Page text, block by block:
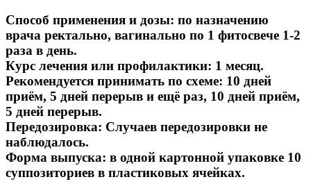
Способ применения и дозы: по назначению
врача ректально, вагинально по 1 фитосвече 1-2
раза в день.
Курс лечения или профилактики: 1 месяц.
Рекомендуется принимать по схеме: 10 дней
приём, 5 дней перерыв и ещё раз, 10 дней приём,
5 дней перерыв.
Передозировка: Случаев передозировки не
наблюдалось.
Форма выпуска: в одной картонной упаковке 10
суппозиториев в пластиковых ячейках.